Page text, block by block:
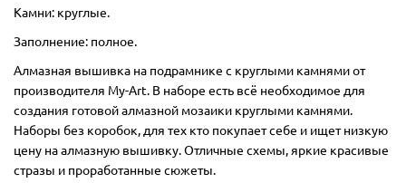
Камни: круглые.
Заполнение: полное.
Алмазная вышивка на подрамнике с круглыми камнями от
производителя My-Art. В наборе есть всё необходимое для
создания готовой алмазной мозаики круглыми камнями.
Наборы без коробок, для тех кто покупает себе и ищет низкую
цену на алмазную вышивку. Отличные схемы, яркие красивые
стразы и проработанные сюжеты.